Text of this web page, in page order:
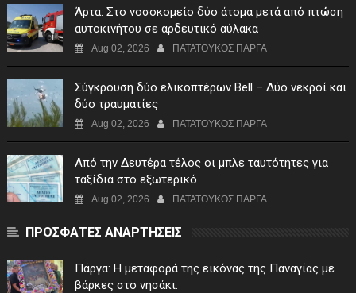
Άρτα: Στο νοσοκομείο δύο άτομα μετά από πτώση
αυτοκινήτου σε αρδευτικό αύλακα
Aug 02, 2026 ΠΑΤΑΤΟΥΚΟΣ ΠΑΡΓΑ
Σύγκρουση δύο ελικοπτέρων Bell – Δύο νεκροί και
δύο τραυματίες
Aug 02, 2026 ΠΑΤΑΤΟΥΚΟΣ ΠΑΡΓΑ
Από την Δευτέρα τέλος οι μπλε ταυτότητες για
ταξίδια στο εξωτερικό
Aug 02, 2026 ΠΑΤΑΤΟΥΚΟΣ ΠΑΡΓΑ
ΠΡΟΣΦΑΤΕΣ ΑΝΑΡΤΗΣΕΙΣ
Πάργα: Η μεταφορά της εικόνας της Παναγίας με
βάρκες στο νησάκι.